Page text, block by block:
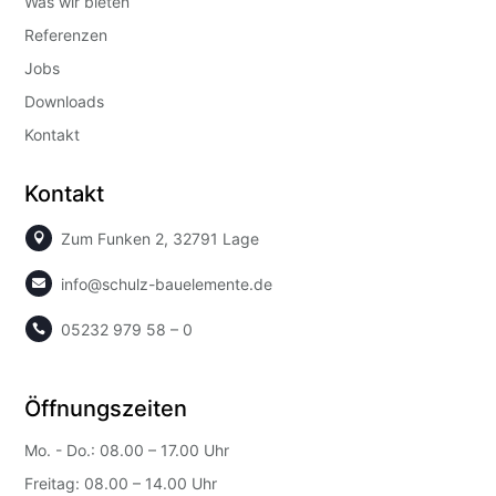
Referenzen
Jobs
Downloads
Kontakt
Kontakt
 Zum Funken 2, 32791 Lage
 info@schulz-bauelemente.de
 05232 979 58 – 0
Öffnungszeiten
Mo. - Do.: 08.00 – 17.00 Uhr
Freitag: 08.00 – 14.00 Uhr